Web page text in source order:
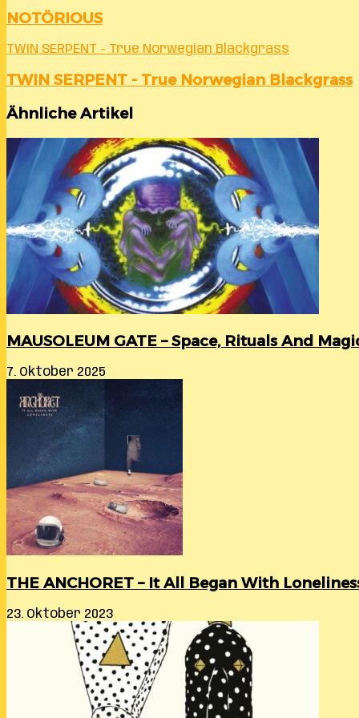
NOTÖRIOUS
TWIN SERPENT - True Norwegian Blackgrass
TWIN SERPENT - True Norwegian Blackgrass
Ähnliche Artikel
MAUSOLEUM GATE – Space, Rituals And
7. Oktober 2025
THE ANCHORET – It All Began With
23. Oktober 2023